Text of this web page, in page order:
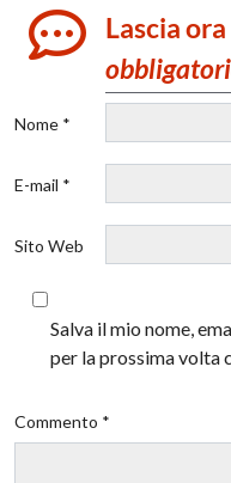
Lascia
Nome *
E-mail *
Sito Web
Salva il mio nome,
per la prossima volta
Commento *